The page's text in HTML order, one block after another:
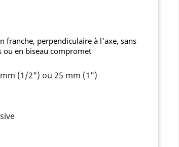
franche, perpendiculaire à l'axe, sans
ou en biseau compromet
(1/2") ou 25 mm (1")